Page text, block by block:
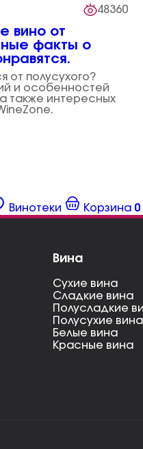
48360
вино от
факты о
от полусухого?
и особенностей
также интересных
Винотеки Корзина 0
Вина
Сухие вина
Сладкие вина
Полусладкие
Полусухие вина
Белые вина
Красные вина